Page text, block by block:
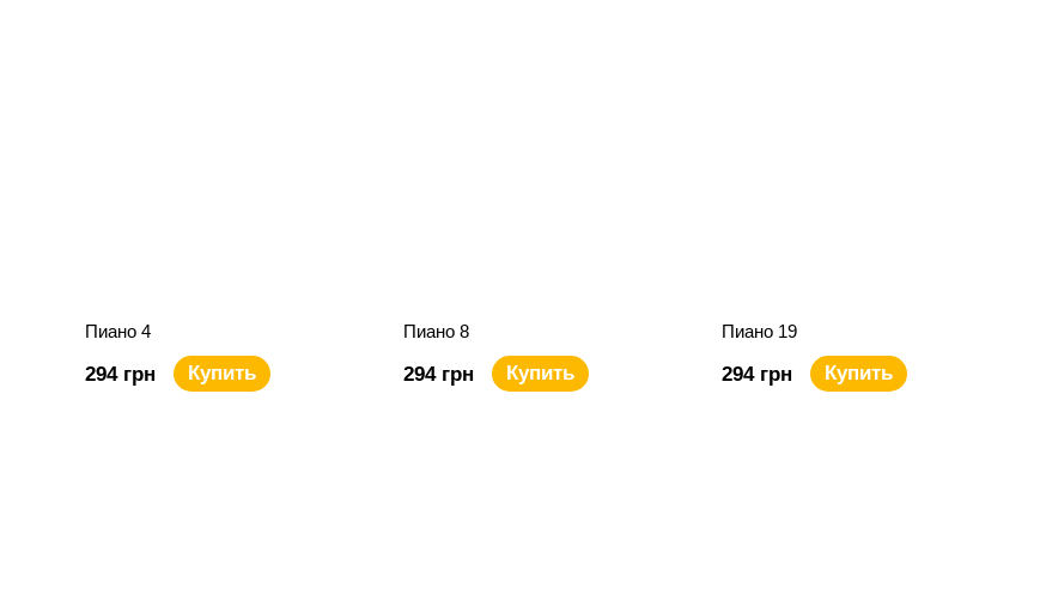
Пиано 4
294 грн Купить
Пиано 8
294 грн Купить
Пиано 19
294 грн Купить